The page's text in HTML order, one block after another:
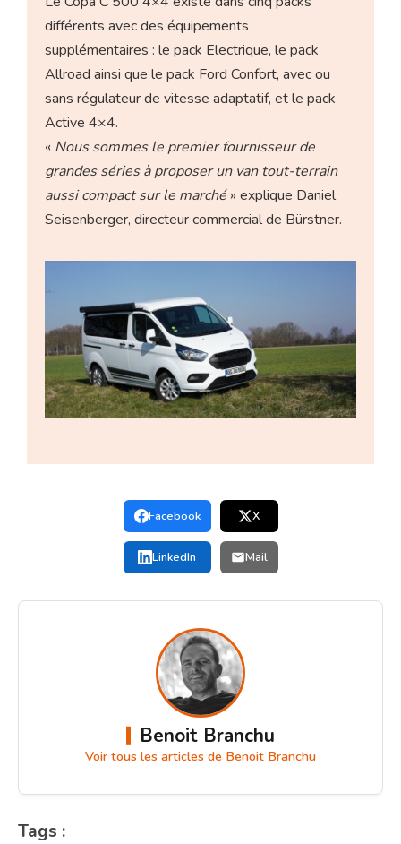
différents avec des équipements
supplémentaires : le pack Electrique, le pack
Allroad ainsi que le pack Ford Confort, avec ou
sans régulateur de vitesse adaptatif, et le pack
Active 4×4.
« Nous sommes le premier fournisseur de
grandes séries à proposer un van tout-terrain
aussi compact sur le marché» explique Daniel
Seisenberger, directeur commercial de Bürstner.
Facebook X
LinkedIn Mail
Benoit Branchu
Voir tous les articles de Benoit Branchu
Tags :